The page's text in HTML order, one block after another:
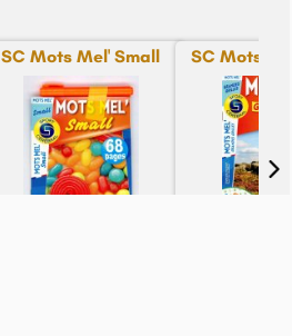
SC Mots Mel' Small SC Mots